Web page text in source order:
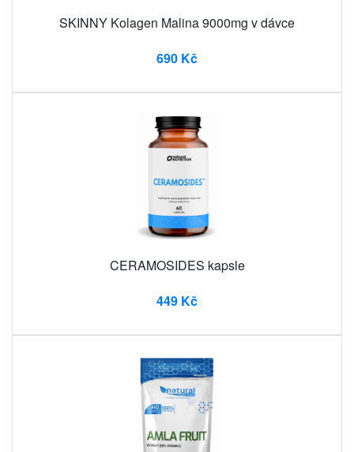
SKINNY Kolagen Malina 9000mg v dávce
690 Kč
CERAMOSIDES kapsle
449 Kč